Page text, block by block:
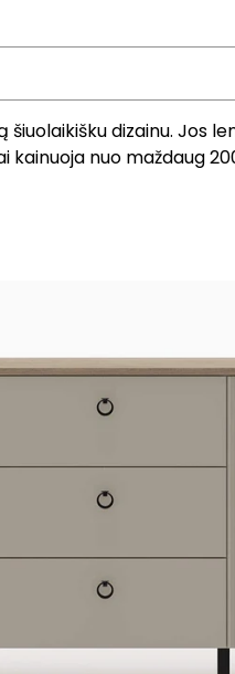
dizainu. Jos
nuo maždaug